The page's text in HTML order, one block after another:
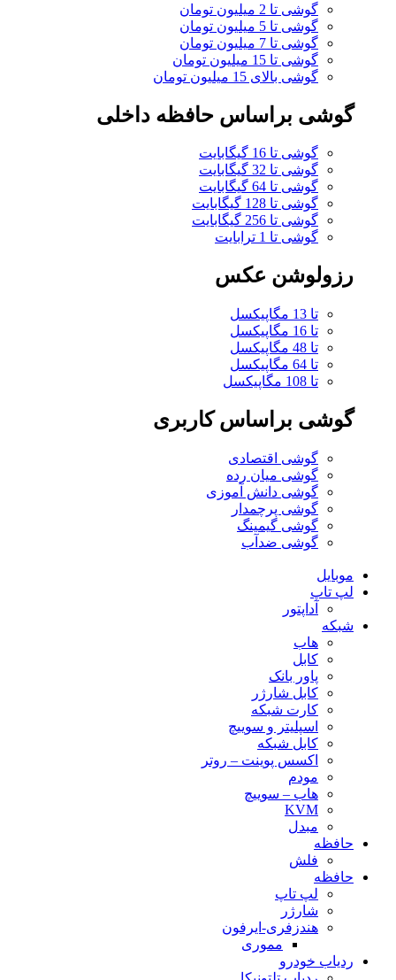
گوشی تا 2 میلیون تومان
گوشی تا 5 میلیون تومان
گوشی تا 7 میلیون تومان
گوشی تا 15 میلیون تومان
گوشی بالای 15 میلیون تومان
گوشی براساس حافظه داخلی
گوشی تا 16 گیگابایت
گوشی تا 32 گیگابایت
گوشی تا 64 گیگابایت
گوشی تا 128 گیگابایت
گوشی تا 256 گیگابایت
گوشی تا 1 ترابایت
رزولوشن عکس
تا 13 مگاپیکسل
تا 16 مگاپیکسل
تا 48 مگاپیکسل
تا 64 مگاپیکسل
تا 108 مگاپیکسل
گوشی براساس کاربری
گوشی اقتصادی
گوشی میان رده
گوشی دانش آموزی
گوشی پرچمدار
گوشی گیمینگ
گوشی ضدآب
موبایل
لپ تاپ
آداپتور
شبکه
هاب
کابل
پاور بانک
کابل شارژر
کارت شبکه
اسپلیتر و سوییچ
کابل شبکه
اکسس پوینت – روتر
مودم
هاب – سوییچ
KVM
مبدل
حافظه
فلش
حافظه
لپ تاپ
شارژر
هندزفری-ایرفون
مموری
ردیاب خودرو